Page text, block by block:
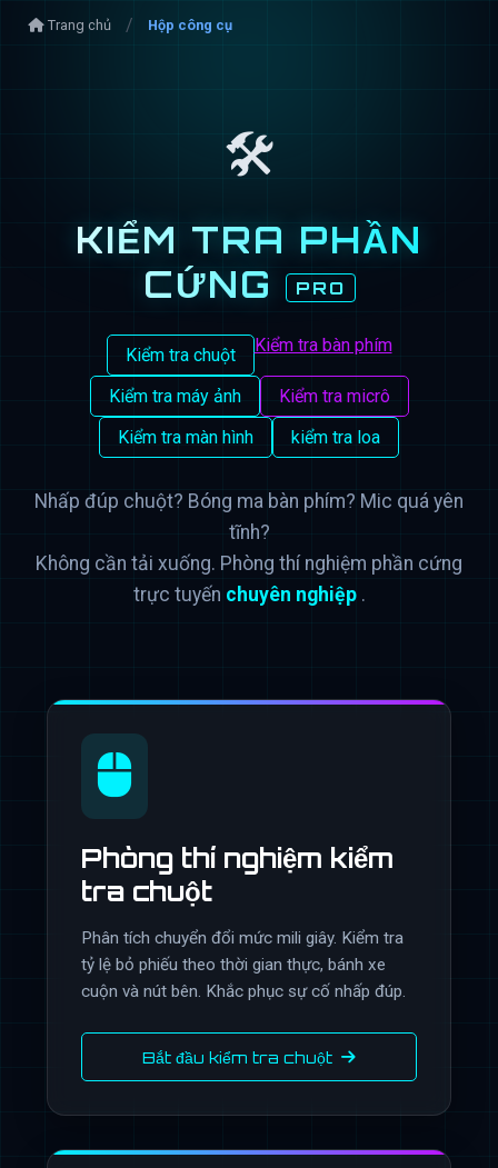
Trang chủ Hộp công cụ
🛠️
KIỂM TRA PHẦN
CỨNG
PRO
Kiểm tra chuột Kiểm tra bàn phím
Kiểm tra máy ảnh
Kiểm tra micrô
Kiểm tra màn hình
kiểm tra loa
Nhấp đúp chuột? Bóng ma bàn phím? Mic quá yên
tĩnh?
Không cần tải xuống. Phòng thí nghiệm phần cứng
trực tuyến chuyên nghiệp .
Phòng thí nghiệm kiểm
tra chuột
Phân tích chuyển đổi mức mili giây. Kiểm tra
tỷ lệ bỏ phiếu theo thời gian thực, bánh xe
cuộn và nút bên. Khắc phục sự cố nhấp đúp.
Bắt đầu kiểm tra chuột